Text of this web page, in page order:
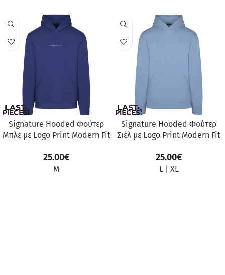
Signature Hooded Φούτερ
Μπλε με Logo Print Modern Fit
25.00€
M
Signature Hooded Φούτερ
Σιέλ με Logo Print Modern Fit
25.00€
L| XL